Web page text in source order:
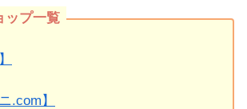
.com】